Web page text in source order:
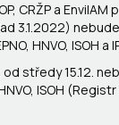
CRŽP a
3.1.2022)
HNVO, ISOH a
středy 15.12.
ISOH